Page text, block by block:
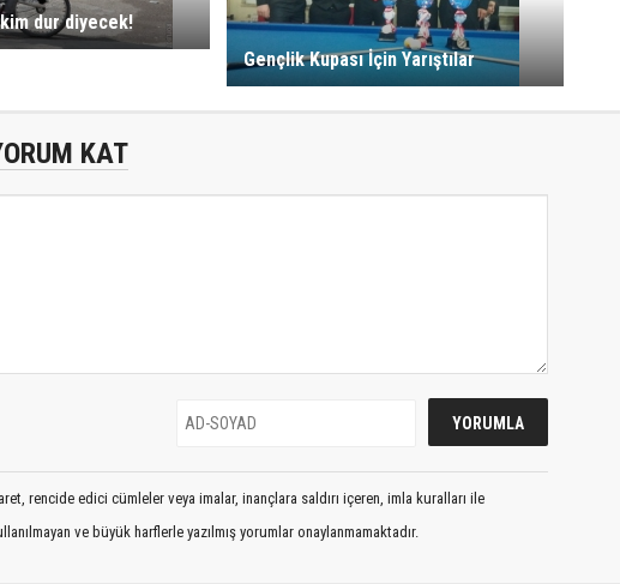
dur diyecek!
Gençlik Kupası İçin Yarıştılar
KAT
rencide edici cümleler veya imalar, inançlara saldırı içeren, imla kuralları ile
ve büyük harflerle yazılmış yorumlar onaylanmamaktadır.